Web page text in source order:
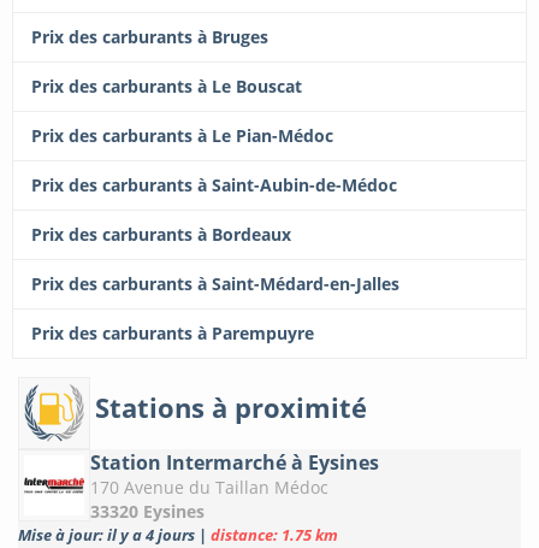
Prix des carburants à Bruges
Prix des carburants à Le Bouscat
Prix des carburants à Le Pian-Médoc
Prix des carburants à Saint-Aubin-de-Médoc
Prix des carburants à Bordeaux
Prix des carburants à Saint-Médard-en-Jalles
Prix des carburants à Parempuyre
Stations à proximité
Station Intermarché à Eysines
170 Avenue du Taillan Médoc
33320 Eysines
Mise à jour: il y a 4 jours | distance: 1.75 km